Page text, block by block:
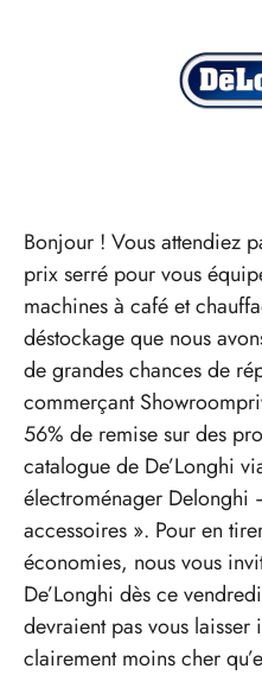
Bonjour ! Vous attendiez
prix serré pour vous
machines à café et
déstockage que nous
de grandes chances de
commerçant
56% de remise sur des
catalogue de De’Longhi
électroménager Delonghi
accessoires ». Pour en
économies, nous vous
De’Longhi dès ce
devraient pas vous laisser
clairement moins cher